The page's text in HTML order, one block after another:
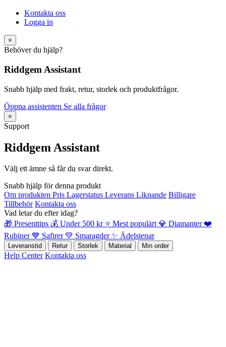
Kontakta oss
Logga in
×
Behöver du hjälp?
Riddgem Assistant
Snabb hjälp med frakt, retur, storlek och produktfrågor.
Öppna assistenten Se alla frågor
×
Support
Riddgem Assistant
Välj ett ämne så får du svar direkt.
Snabb hjälp för denna produkt
Om produkten Pris Lagerstatus Leverans Liknande Billigare
Tillbehör Kontakta oss
Vad letar du efter idag?
🎁 Presenttips 💰 Under 500 kr ⭐ Mest populärt💎 Diamanter ❤️
Rubiner 💙 Safirer 💚 Smaragder✨ Ädelstenar
Leveranstid Retur Storlek Material Min order
Help Center Kontakta oss